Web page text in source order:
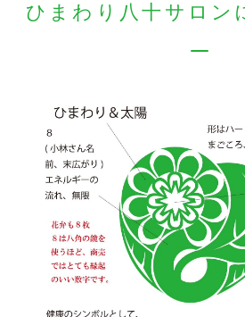
ひまわり八十サロン